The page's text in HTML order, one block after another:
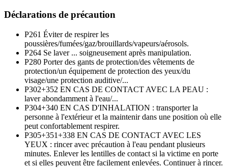
Déclarations de précaution
P261 Éviter de respirer les
poussières/fumées/gaz/brouillards/vapeurs/aérosols.
P264 Se laver ... soigneusement après manipulation.
P280 Porter des gants de protection/des vêtements de
protection/un équipement de protection des yeux/du
visage/une protection auditive/...
P302+352 EN CAS DE CONTACT AVEC LA PEAU :
laver abondamment à l'eau/...
P304+340 EN CAS D'INHALATION : transporter la
personne à l'extérieur et la maintenir dans une position où elle
peut confortablement respirer.
P305+351+338 EN CAS DE CONTACT AVEC LES
YEUX : rincer avec précaution à l'eau pendant plusieurs
minutes. Enlever les lentilles de contact si la victime en porte
et si elles peuvent être facilement enlevées. Continuer à rincer.